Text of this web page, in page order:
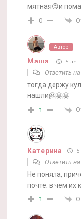
мятная😍и
0
Автор
Маша 5 лет
Ответить
тогда держу
нашли🤗🤗🤗
1
Катерина 5
Ответить на
Не поняла,
почте, в чем их
1